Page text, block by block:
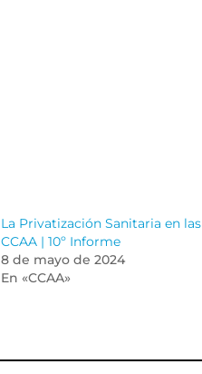
La Privatización Sanitaria en las
CCAA | 10º Informe
8 de mayo de 2024
En «CCAA»